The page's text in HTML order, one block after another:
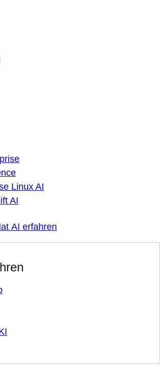
Linux AI
AI
AI erfahren